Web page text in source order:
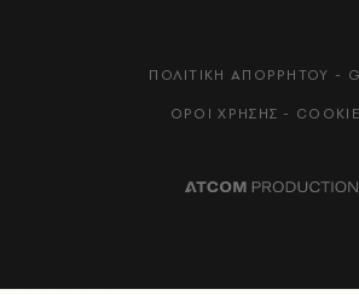
ΠΟΛΙΤΙΚΗ ΑΠΟΡΡΗΤΟΥ -
ΟΡΟΙ ΧΡΗΣΗΣ -